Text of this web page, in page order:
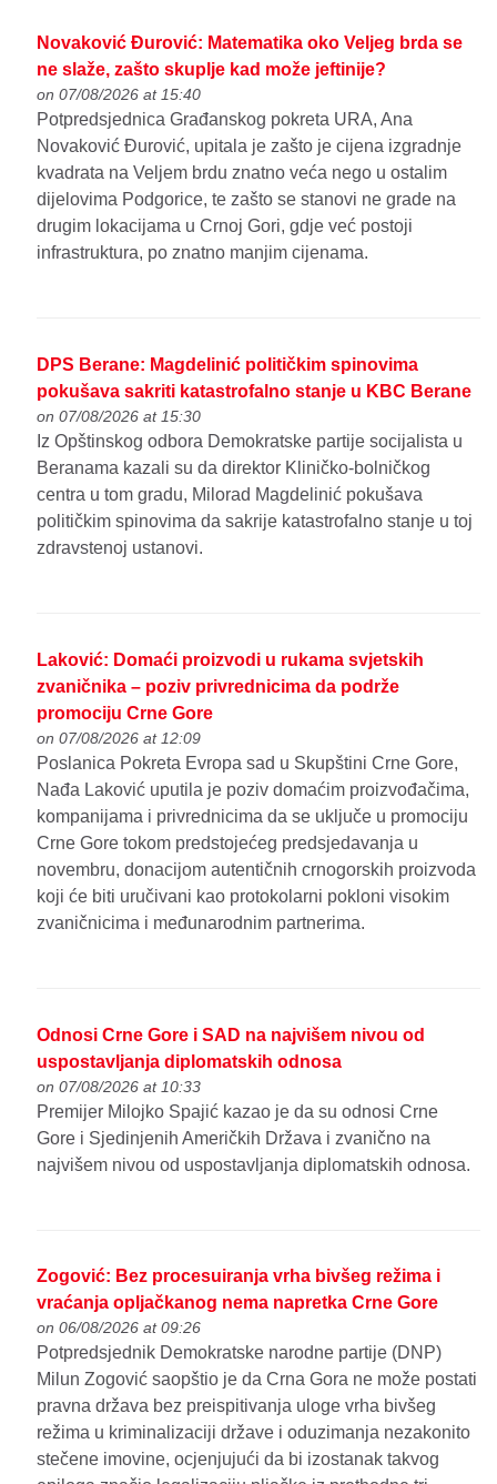
Novaković Đurović: Matematika oko Veljeg brda se
ne slaže, zašto skuplje kad može jeftinije?
on 07/08/2026 at 15:40
Potpredsjednica Građanskog pokreta URA, Ana
Novaković Đurović, upitala je zašto je cijena izgradnje
kvadrata na Veljem brdu znatno veća nego u ostalim
dijelovima Podgorice, te zašto se stanovi ne grade na
drugim lokacijama u Crnoj Gori, gdje već postoji
infrastruktura, po znatno manjim cijenama.
DPS Berane: Magdelinić političkim spinovima
pokušava sakriti katastrofalno stanje u KBC Berane
on 07/08/2026 at 15:30
Iz Opštinskog odbora Demokratske partije socijalista u
Beranama kazali su da direktor Kliničko-bolničkog
centra u tom gradu, Milorad Magdelinić pokušava
političkim spinovima da sakrije katastrofalno stanje u toj
zdravstenoj ustanovi.
Laković: Domaći proizvodi u rukama svjetskih
zvaničnika – poziv privrednicima da podrže
promociju Crne Gore
on 07/08/2026 at 12:09
Poslanica Pokreta Evropa sad u Skupštini Crne Gore,
Nađa Laković uputila je poziv domaćim proizvođačima,
kompanijama i privrednicima da se uključe u promociju
Crne Gore tokom predstojećeg predsjedavanja u
novembru, donacijom autentičnih crnogorskih proizvoda
koji će biti uručivani kao protokolarni pokloni visokim
zvaničnicima i međunarodnim partnerima.
Odnosi Crne Gore i SAD na najvišem nivou od
uspostavljanja diplomatskih odnosa
on 07/08/2026 at 10:33
Premijer Milojko Spajić kazao je da su odnosi Crne
Gore i Sjedinjenih Američkih Država i zvanično na
najvišem nivou od uspostavljanja diplomatskih odnosa.
Zogović: Bez procesuiranja vrha bivšeg režima i
vraćanja opljačkanog nema napretka Crne Gore
on 06/08/2026 at 09:26
Potpredsjednik Demokratske narodne partije (DNP)
Milun Zogović saopštio je da Crna Gora ne može postati
pravna država bez preispitivanja uloge vrha bivšeg
režima u kriminalizaciji države i oduzimanja nezakonito
stečene imovine, ocjenjujući da bi izostanak takvog